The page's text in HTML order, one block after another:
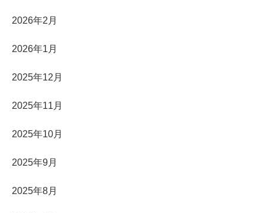
2026年2月
2026年1月
2025年12月
2025年11月
2025年10月
2025年9月
2025年8月